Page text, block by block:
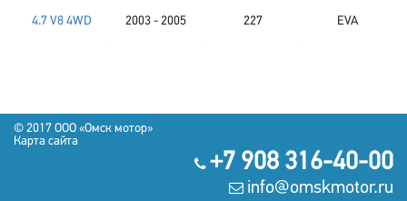
4.7 V8 4WD 2003 - 2005 227 EVA
© 2017 OOO «Омск мотор»
Карта сайта
+7 908 316-40-00
info@omskmotor.ru